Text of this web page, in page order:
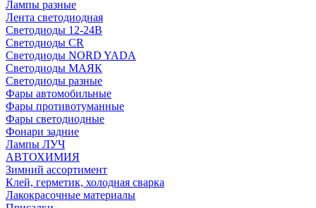
Лампы разные
Лента светодиодная
Светодиоды 12-24В
Светодиоды CR
Светодиоды NORD YADA
Светодиоды МАЯК
Светодиоды разные
Фары автомобильные
Фары противотуманные
Фары светодиодные
Фонари задние
Лампы ЛУЧ
АВТОХИМИЯ
Зимний ассортимент
Клей, герметик, холодная сварка
Лакокрасочные материалы